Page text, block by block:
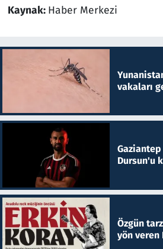
Kaynak: Haber Merkezi
vakaları
Dursun'u
Özgün
yön veren